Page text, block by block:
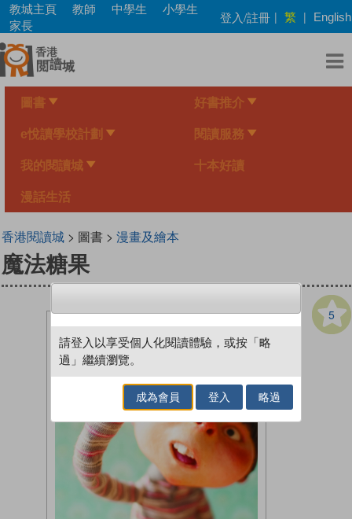
Skip
main
content
教城主頁 教師 中學生
小學生
家長
登入/註冊 | 繁 | English
圖書 好書推介
e悅讀學校計劃 閱讀服務
我的閱讀城 十本好讀
漫話生活
香港閱讀城> 圖書 > 漫畫及繪本
魔法糖果
5
請登入以享受個人化閱讀體驗，或按「略
過」繼續瀏覽。
成為會員 登入 略過